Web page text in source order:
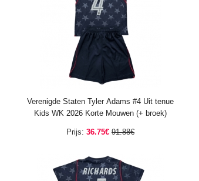
Verenigde Staten Tyler Adams #4 Uit tenue
Kids WK 2026 Korte Mouwen (+ broek)
Prijs: 36.75€ 91.88€